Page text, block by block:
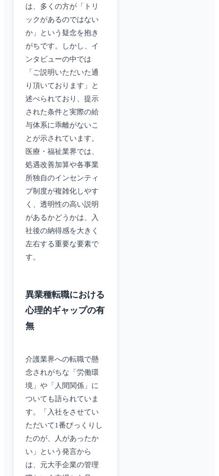
は、多くの方が「トリ
ックがあるのではない
か」という疑念を抱き
がちです。しかし、イ
ンタビューの中では
「ご説明いただいた通
り頂いております」と
述べられており、提示
された条件と実際の給
与体系に乖離がないこ
とが示されています。
医療・福祉業界では、
処遇改善加算や各事業
所独自のインセンティ
ブ制度が複雑化しやす
く、透明性の高い説明
があるかどうかは、入
社後の納得感を大きく
左右する重要な要素で
す。
異業種転職における
心理的ギャップの有
無
介護業界への転職で懸
念されがちな「労働環
境」や「人間関係」に
ついても語られていま
す。「入社をさせてい
ただいて1番びっくりし
たのが、人があったか
い」という発言から
は、元大手企業の管理